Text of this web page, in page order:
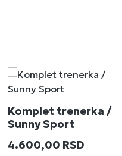
Komplet trenerka /
Sunny Sport
Redovna cena:
4.600,00 RSD